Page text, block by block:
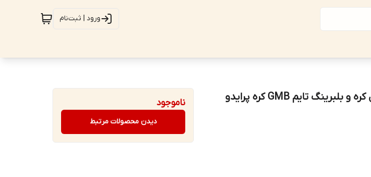
ورود | ثبت‌نام
پک تسمه تایم دانگیل کره و بلبرینگ تایم GMB کره پرایدو
ناموجود
دیدن محصولات مرتبط